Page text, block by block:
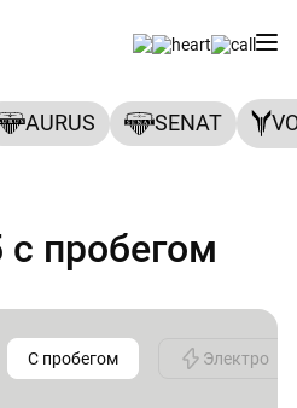
AURUS SENAT
с пробегом
С пробегом Электро